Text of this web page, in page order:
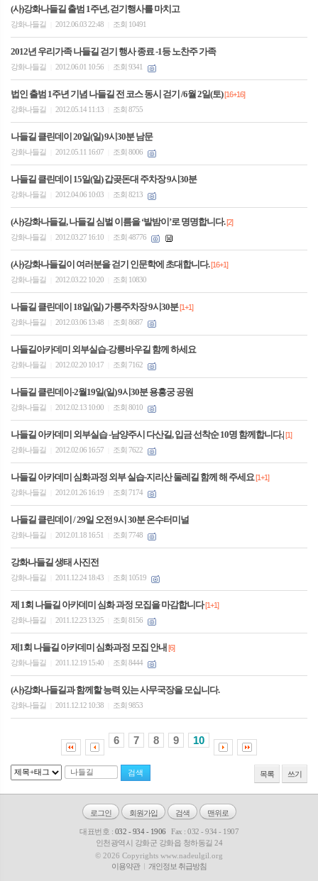
(사)강화나들길 출범 1주년, 걷기행사를 마치고
강화나들길 2012.06.03 22:48 조회 10491
2012년 우리가족 나들길 걷기 행사 종료 -1등 노찬주 가족
강화나들길 2012.06.01 10:56 조회 9341
법인 출범 1주년 기념 나들길 전 코스 동시 걷기 /6월 2일(토)[16+16]
강화나들길
2012.05.14 11:13 조회 8755
나들길 클린데이 20일(일) 9시30분 남문
강화나들길 2012.05.11 16:07 조회 8006
나들길 클린데이 15일(일) 갑곶돈대 주차장 9시30분
강화나들길 2012.04.06 10:03 조회 8213
(사)강화나들길, 나들길 심벌 이름을 ‘발밤이’로 명명합니다.[2]
강화나들길
2012.03.27 16:10 조회 48776
(사)강화나들길이 여러분을 걷기 인문학에 초대합니다.[16+1]
강화나들길
2012.03.22 10:20 조회 10830
나들길 클린데이 18일(일) 가릉주차장 9시30분[1+1]
강화나들길
2012.03.06 13:48 조회 8687
나들길아카데미 외부실습-강릉바우길 함께 하세요
강화나들길 2012.02.20 10:17 조회 7162
나들길 클린데이-2월19일(일) 9시30분 용흥궁 공원
강화나들길 2012.02.13 10:00 조회 8010
나들길 아카데미 외부실습 -남양주시 다산길, 입금 선착순 10명 함께합니다.|[1]
강화나들길
2012.02.06 16:57 조회 7622
나들길 아카데미 심화과정 외부 실습-지리산 둘레길 함께 해 주세요[1+1]
강화나들길
2012.01.26 16:19 조회 7174
나들길 클린데이 / 29일 오전 9시 30분 온수터미널
강화나들길 2012.01.18 16:51 조회 7748
강화나들길 생태 사진전
강화나들길 2011.12.24 18:43 조회 10519
제 1회 나들길 아카데미 심화 과정 모집을 마감합니다[1+1]
강화나들길
2011.12.23 13:25 조회 8156
제1회 나들길 아카데미 심화과정 모집 안내[6]
강화나들길
2011.12.19 15:40 조회 8444
(사)강화나들길과 함께할 능력 있는 사무국장을 모십니다.
강화나들길 2011.12.12 10:38 조회 9853
6 7 8 9 10
목록 쓰기
로그인 회원가입 검색 맨위로
대표번호 : 032 - 934 - 1906
Fax : 032 - 934 - 1907
인천광역시 강화군 강화읍 청하동길 24
© 2026 Copyrights www.nadeulgil.org
이용약관
개인정보 취급방침